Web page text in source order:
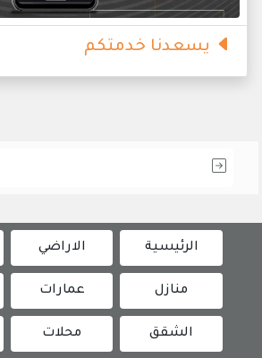
يسعدنا خدمتكم
الرئيسية الاراضي
منازل عمارات
الشقق محلات